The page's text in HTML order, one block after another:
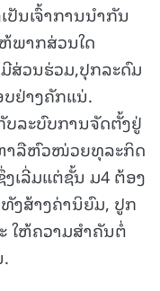
ນເຈົ້າການນໍາກັນ
ພາກສ່ວນໃດ
ວນຮ່ວມ,ປຸກລະດົມ
ຢ່າງຄັກແນ່.
ລະບົບການຈັດຕັ້ງຢູ່
າລືຫົວໜ່ວຍທຸລະກິດ
ເລີ່ມແຕ່ຊັ້ນ ມ4 ຕ້ອງ
ທັງສ້າງຄ່ານິຍົມ, ປູກ
ໃຫ້ຄວາມສໍາຄັນຕໍ່